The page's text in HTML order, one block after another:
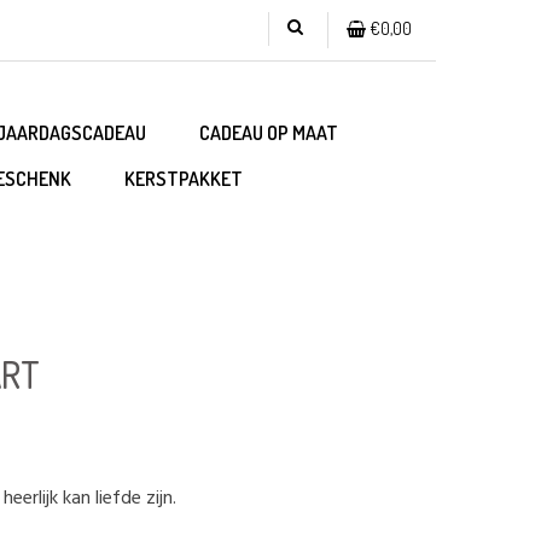
€0,00
CADEAU OP MAAT
KERSTPAKKET
kan liefde zijn.